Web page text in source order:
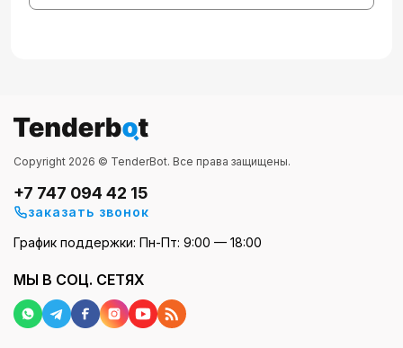
Copyright 2026 © TenderBot. Все права защищены.
+7 747 094 42 15
заказать звонок
График поддержки: Пн-Пт: 9:00 — 18:00
МЫ В СОЦ. СЕТЯХ